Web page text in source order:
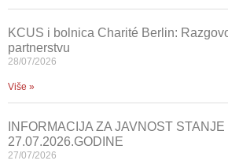
KCUS i bolnica Charité Berlin:
partnerstvu
28/07/2026
Više »
INFORMACIJA ZA JAVNOST
27.07.2026.GODINE
27/07/2026